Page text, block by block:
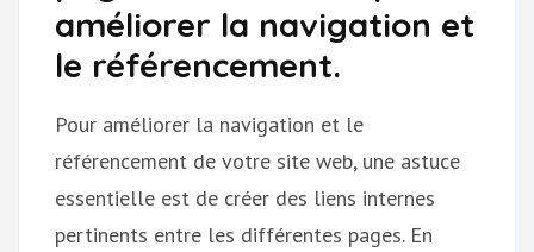
améliorer la navigation et
le référencement.
Pour améliorer la navigation et le
référencement de votre site web, une astuce
essentielle est de créer des liens internes
pertinents entre les différentes pages. En